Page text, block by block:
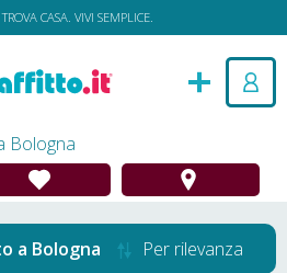
CASA. VIVI SEMPLICE.
Bologna
a Bologna Per rilevanza